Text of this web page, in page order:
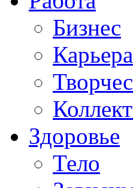
Бизнес
Карьера
Здоровье
Тело